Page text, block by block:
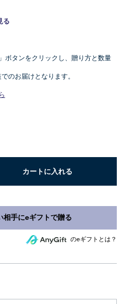
る
ボタンをクリックし、贈り方と数量
のお届けとなります。
カートに入れる
のeギフトとは？